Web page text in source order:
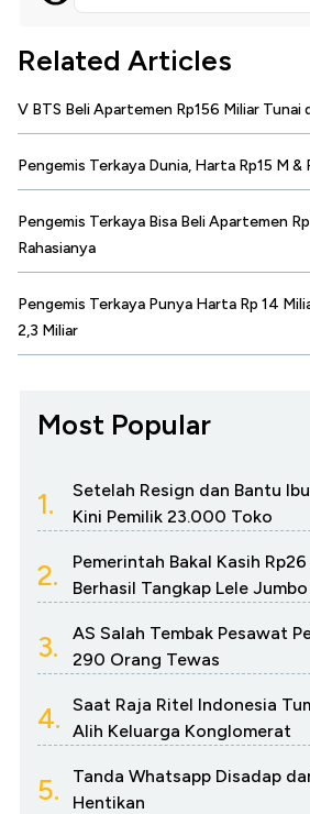
Related Articles
V BTS Beli Apartemen Rp156 Miliar Tunai
Pengemis Terkaya Dunia, Harta Rp15 M
Pengemis Terkaya Bisa Beli Apartemen
Rahasianya
Pengemis Terkaya Punya Harta Rp 14
2,3 Miliar
Most Popular
1.
Setelah Resign dan Bantu
Kini Pemilik 23.000 Toko
2.
Pemerintah Bakal Kasih
Berhasil Tangkap Lele Jumbo
3.
AS Salah Tembak Pesawat
290 Orang Tewas
4.
Saat Raja Ritel Indonesia
Alih Keluarga Konglomerat
5.
Tanda Whatsapp Disadap
Hentikan